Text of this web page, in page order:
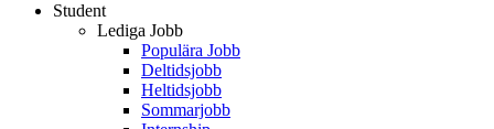
Student
Lediga Jobb
Populära Jobb
Deltidsjobb
Heltidsjobb
Sommarjobb